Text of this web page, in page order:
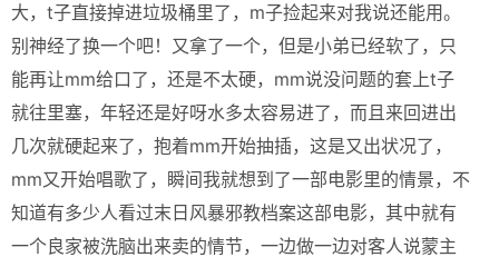
大，t子直接掉进垃圾桶里了，m子捡起来对我说还能用。
别神经了换一个吧！又拿了一个，但是小弟已经软了，只
能再让mm给口了，还是不太硬，mm说没问题的套上t子
就往里塞，年轻还是好呀水多太容易进了，而且来回进出
几次就硬起来了，抱着mm开始抽插，这是又出状况了，
mm又开始唱歌了，瞬间我就想到了一部电影里的情景，不
知道有多少人看过末日风暴邪教档案这部电影，其中就有
一个良家被洗脑出来卖的情节，一边做一边对客人说蒙主